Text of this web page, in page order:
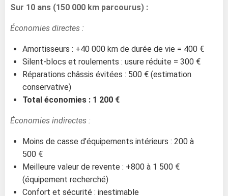
Sur 10 ans (150 000 km parcourus) :
Économies directes :
Amortisseurs : +40 000 km de durée de vie = 400 €
Silent-blocs et roulements : usure réduite = 300 €
Réparations châssis évitées : 500 € (estimation
conservative)
Total économies : 1 200 €
Économies indirectes :
Moins de casse d’équipements intérieurs : 200 à
500 €
Meilleure valeur de revente : +800 à 1 500 €
(équipement recherché)
Confort et sécurité : inestimable